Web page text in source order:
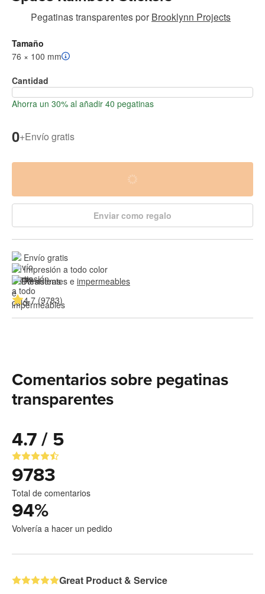
Pegatinas transparentespor Brooklynn Projects
Tamaño
76 × 100 mm
Cantidad
Ahorra un 30% al añadir 40 pegatinas
0+Envío gratis
Enviar como regalo
Envío gratis
Impresión a todo color
Resistentes e impermeables
4.7 (9783)
Comentarios sobre pegatinas
transparentes
4.7 / 5
9783
Total de comentarios
94%
Volvería a hacer un pedido
Great Product & Service